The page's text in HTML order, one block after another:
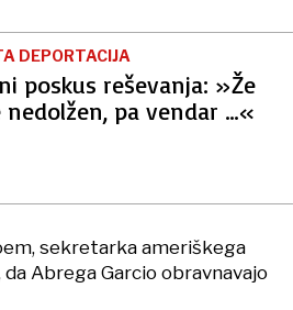
DEPORTACIJA
poskus reševanja: »Že
nedolžen, pa vendar …«
sekretarka ameriškega
Abrega Garcio obravnavajo